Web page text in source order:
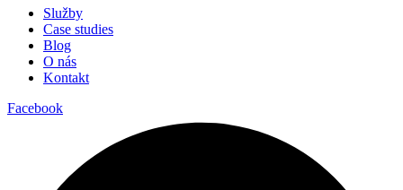
Služby
Case studies
Blog
O nás
Kontakt
Facebook